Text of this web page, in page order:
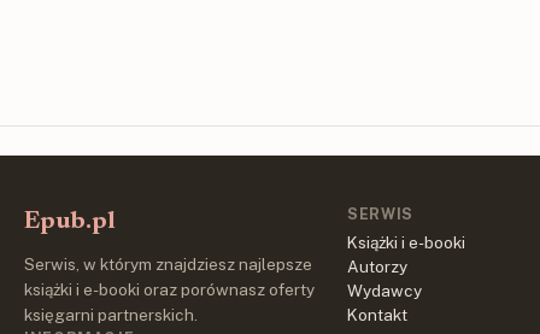
Epub.pl
Serwis, w którym znajdziesz najlepsze
książki i e-booki oraz porównasz oferty
księgarni partnerskich.
SERWIS
Książki i e-booki
Autorzy
Wydawcy
Kontakt